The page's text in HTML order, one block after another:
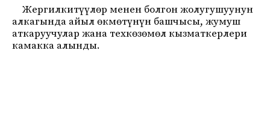
Жергилкитүүлөр менен болгон жолугушуунун
алкагында айыл өкмөтүнүн башчысы, жумуш
аткаруучулар жана техкөзөмөл кызматкерлери
камакка алынды.